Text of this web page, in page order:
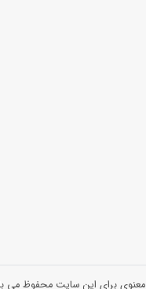
برای این سایت محفوظ می